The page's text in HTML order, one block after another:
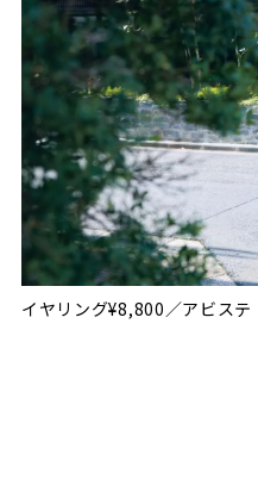
イヤリング¥8,800／アビステ